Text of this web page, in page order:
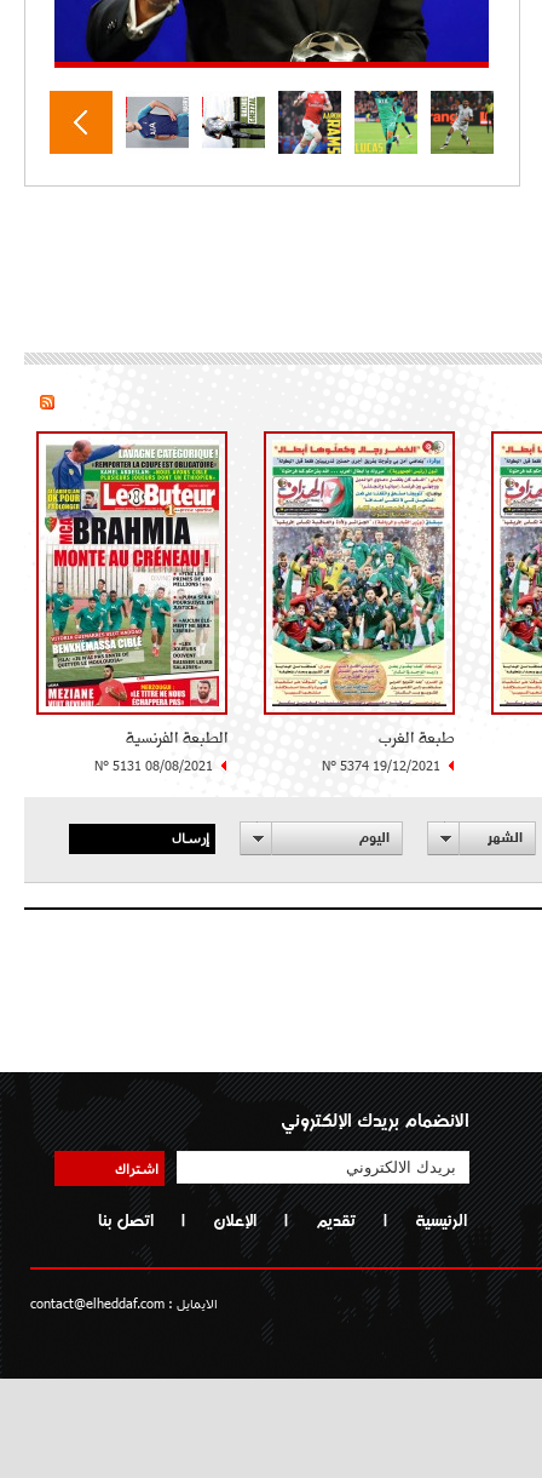
طبعة الغرب
N° 5374 19/12/2021
الطبعة الفرنسية
N° 5131 08/08/2021
الشهر اليوم إرسال
الانضمام بريدك الإلكتروني
اشتراك
الرئيسية | تقديم | الإعلان | اتصل بنا
الايمايل : contact@elheddaf.com